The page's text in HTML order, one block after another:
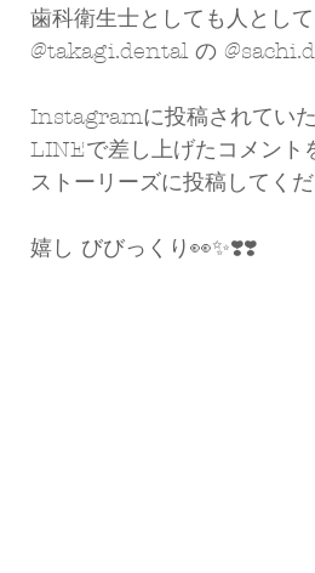
歯科衛生士としても人とし
@takagi.dental の
Instagramに投稿されてい
LINEで差し上げたコメント
ストーリーズに投稿してくだ
嬉し びびっくり👀✨❣️❣️